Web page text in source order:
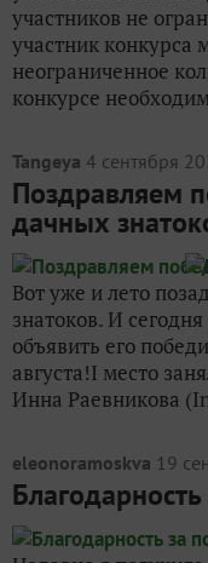
участников не
участник конкурса
неограниченное
конкурсе
Tangeya 4 сентября
Поздравляем
дачных
Вот уже и лето
знатоков. И
объявить его
августа!I место
Инна Раевникова
eleonoramoskva 19